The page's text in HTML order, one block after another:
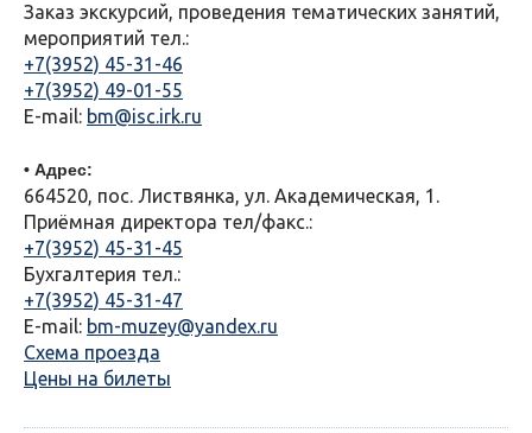
Заказ экскурсий, проведения тематических занятий,
мероприятий тел.:
+7(3952) 45-31-46
+7(3952) 49-01-55
E-mail: bm@isc.irk.ru
• Адрес:
664520, пос. Листвянка, ул. Академическая, 1.
Приёмная директора тел/факс.:
+7(3952) 45-31-45
Бухгалтерия тел.:
+7(3952) 45-31-47
E-mail: bm-muzey@yandex.ru
Схема проезда
Цены на билеты